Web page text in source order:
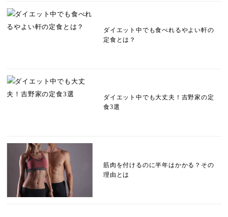
ダイエット中でも食べれるやよい軒の
定食とは？
ダイエット中でも大丈夫！吉野家の定
食3選
筋肉を付けるのに半年はかかる？その
理由とは